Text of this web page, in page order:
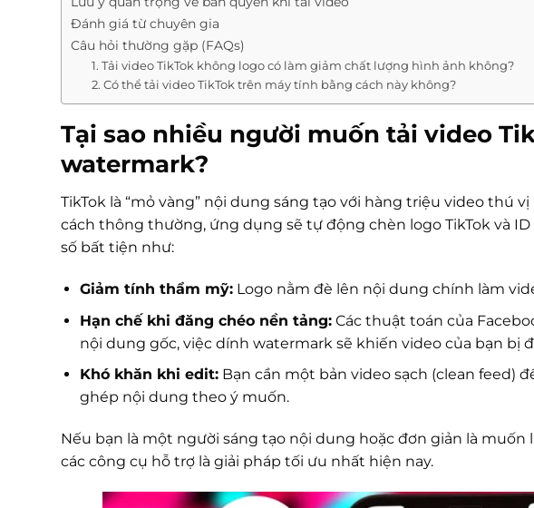
Đánh giá từ chuyên gia
Câu hỏi thường gặp (FAQs)
1. Tải video TikTok không logo có làm giảm chất lượng hình ảnh không?
2. Có thể tải video TikTok trên máy tính bằng cách này không?
Tại sao nhiều người muốn tải video
watermark?
TikTok là “mỏ vàng” nội dung sáng tạo với hàng triệu video thú
cách thông thường, ứng dụng sẽ tự động chèn logo TikTok và
số bất tiện như:
Giảm tính thẩm mỹ:Logo nằm đè lên nội dung chính làm
Hạn chế khi đăng chéo nền tảng:Các thuật toán của
nội dung gốc, việc dính watermark sẽ khiến video của bạn bị
Khó khăn khi edit:Bạn cần một bản video sạch (clean feed)
ghép nội dung theo ý muốn.
Nếu bạn là một người sáng tạo nội dung hoặc đơn giản là
các công cụ hỗ trợ là giải pháp tối ưu nhất hiện nay.